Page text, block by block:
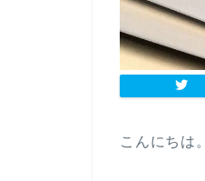
こんにちは。